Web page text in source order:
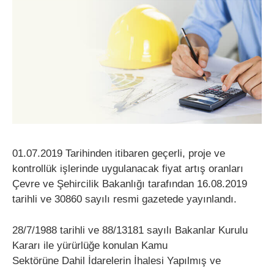
01.07.2019 Tarihinden itibaren geçerli, proje ve
kontrollük işlerinde uygulanacak fiyat artış oranları
Çevre ve Şehircilik Bakanlığı tarafından 16.08.2019
tarihli ve 30860 sayılı resmi gazetede yayınlandı.
28/7/1988 tarihli ve 88/13181 sayılı Bakanlar Kurulu
Kararı ile yürürlüğe konulan Kamu
Sektörüne Dahil İdarelerin İhalesi Yapılmış ve